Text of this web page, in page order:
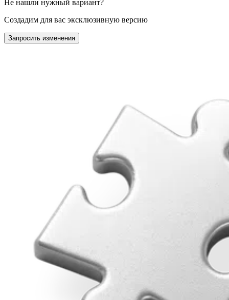
Не нашли нужный вариант?
Создадим для вас эксклюзивную версию
Запросить изменения